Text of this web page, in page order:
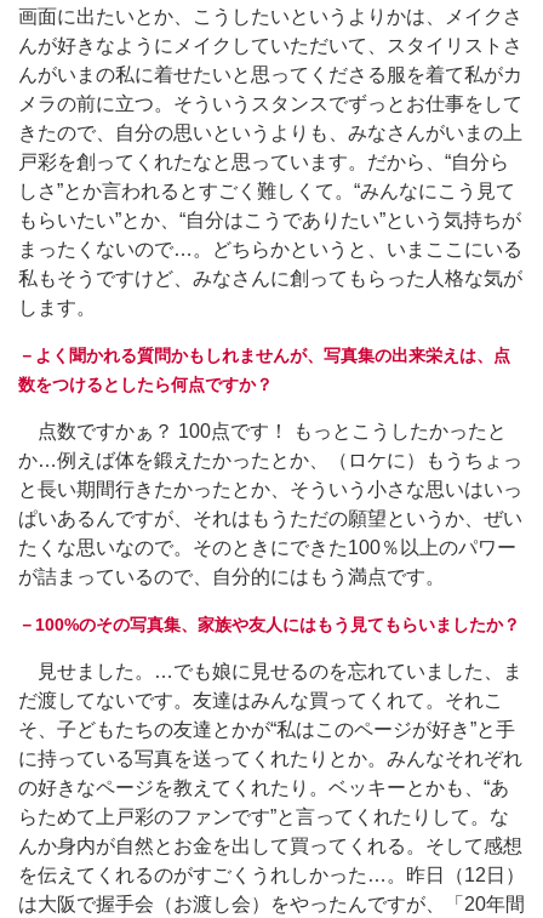
画面に出たいとか、こうしたいというよりかは、メイクさ
んが好きなようにメイクしていただいて、スタイリストさ
んがいまの私に着せたいと思ってくださる服を着て私がカ
メラの前に立つ。そういうスタンスでずっとお仕事をして
きたので、自分の思いというよりも、みなさんがいまの上
戸彩を創ってくれたなと思っています。だから、“自分ら
しさ”とか言われるとすごく難しくて。“みんなにこう見て
もらいたい”とか、“自分はこうでありたい”という気持ちが
まったくないので…。どちらかというと、いまここにいる
私もそうですけど、みなさんに創ってもらった人格な気が
します。
－よく聞かれる質問かもしれませんが、写真集の出来栄えは、点
数をつけるとしたら何点ですか？
点数ですかぁ？ 100点です！ もっとこうしたかったと
か…例えば体を鍛えたかったとか、（ロケに）もうちょっ
と長い期間行きたかったとか、そういう小さな思いはいっ
ぱいあるんですが、それはもうただの願望というか、ぜい
たくな思いなので。そのときにできた100％以上のパワー
が詰まっているので、自分的にはもう満点です。
－100%のその写真集、家族や友人にはもう見てもらいましたか？
見せました。…でも娘に見せるのを忘れていました、ま
だ渡してないです。友達はみんな買ってくれて。それこ
そ、子どもたちの友達とかが“私はこのページが好き”と手
に持っている写真を送ってくれたりとか。みんなそれぞれ
の好きなページを教えてくれたり。ベッキーとかも、“あ
らためて上戸彩のファンです”と言ってくれたりして。な
んか身内が自然とお金を出して買ってくれる。そして感想
を伝えてくれるのがすごくうれしかった…。昨日（12日）
は大阪で握手会（お渡し会）をやったんですが、「20年間